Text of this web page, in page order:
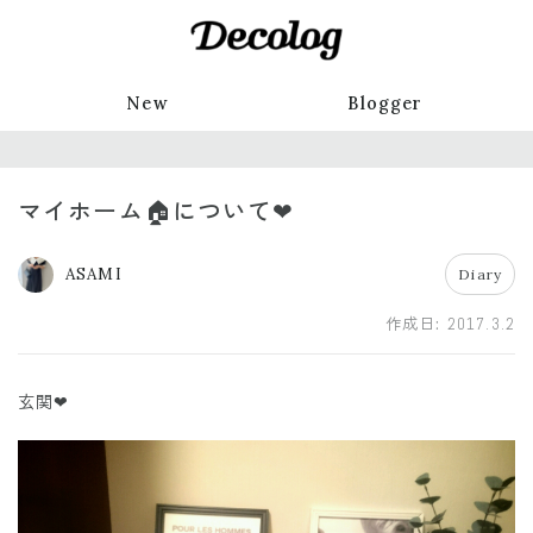
New Blogger
マイホーム🏠について❤
ASAMI Diary
作成日: 2017.3.2
玄関❤